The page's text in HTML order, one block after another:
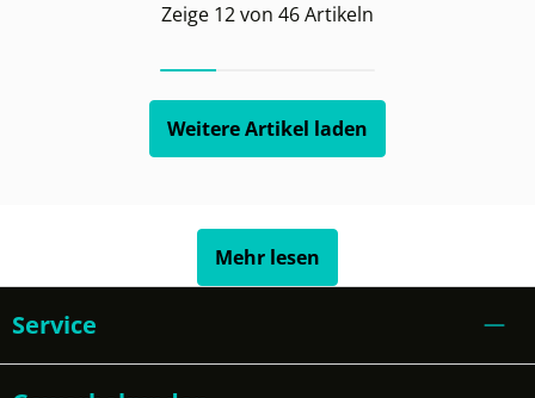
Zeige 12von 46Artikeln
Weitere Artikel laden
Mehr lesen
Service